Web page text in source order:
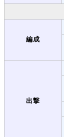
編成
出撃